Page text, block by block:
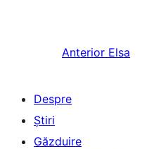
Anterior Elsa
Despre
Știri
Găzduire